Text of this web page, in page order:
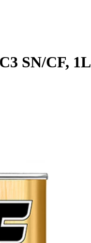
SN/CF, 1L